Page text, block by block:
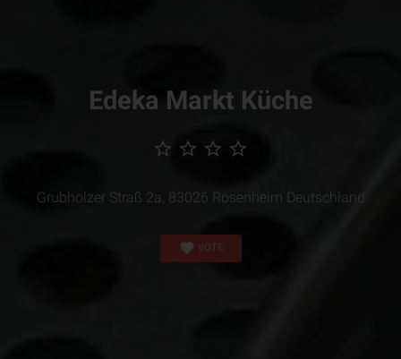
Edeka Markt Küche
star_border star_border star_border star_border
Grubholzer Straß 2a, 83026 Rosenheim Deutschland
favorite VOTE